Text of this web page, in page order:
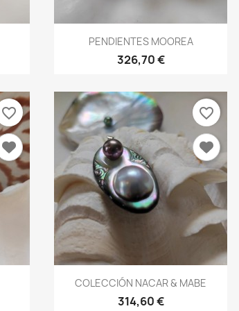
Vista rápida
PENDIENTES MOOREA
326,70 €
favorite_border
Vista rápida
COLECCIÓN NACAR & MABE
314,60 €
favorite_border
Sign in